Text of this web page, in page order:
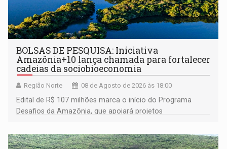
BOLSAS DE PESQUISA: Iniciativa
Amazônia+10 lança chamada para fortalecer
cadeias da sociobioeconomia
Região Norte 08 de Agosto de 2026 às 18:00
Edital de R$ 107 milhões marca o início do Programa
Desafios da Amazônia, que apoiará projetos
submissão de pré-propostas poderá ser feita até 1º de
setembro